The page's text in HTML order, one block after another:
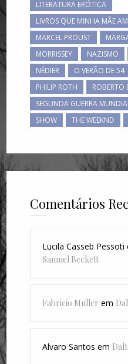
LITERATURA ERÓTICA
LIVROS QUE MINHA MÃE
MARCEL PROUST
MORRISSEY
NAZISMO
NÉDIER
O VERÃO DE 54
PHILIP ROTH
SEGUNDA GUERRA
SHOW
THE WEEKND
Comentários
Lucila Casseb Pessoti
Samuel Beckett
Fabricio Muller em
Alvaro Santos em